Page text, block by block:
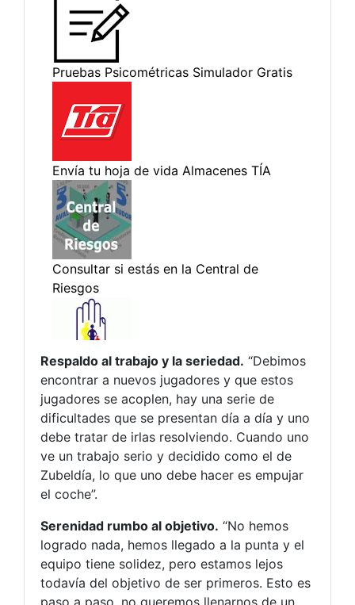
Respaldo al trabajo y la seriedad. “Debimos
encontrar a nuevos jugadores y que estos
jugadores se acoplen, hay una serie de
dificultades que se presentan día a día y uno
debe tratar de irlas resolviendo. Cuando uno
ve un trabajo serio y decidido como el de
Zubeldía, lo que uno debe hacer es empujar
el coche”.
Serenidad rumbo al objetivo. “No hemos
logrado nada, hemos llegado a la punta y el
equipo tiene solidez, pero estamos lejos
todavía del objetivo de ser primeros. Esto es
paso a paso, no queremos llenarnos de un